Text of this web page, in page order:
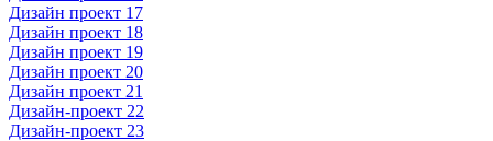
Дизайн проект 17
Дизайн проект 18
Дизайн проект 19
Дизайн проект 20
Дизайн проект 21
Дизайн-проект 22
Дизайн-проект 23